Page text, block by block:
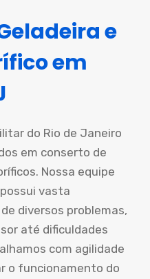
e
em
do Rio de Janeiro
em conserto de
Nossa equipe
vasta
diversos problemas,
até dificuldades
com agilidade
o funcionamento do